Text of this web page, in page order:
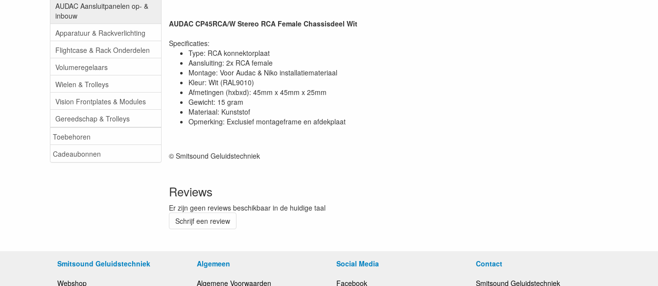
AUDAC Aansluitpanelen op- &
inbouw
Apparatuur & Rackverlichting
Flightcase & Rack Onderdelen
Volumeregelaars
Wielen & Trolleys
Vision Frontplates & Modules
Gereedschap & Trolleys
Toebehoren
Cadeaubonnen
AUDAC CP45RCA/W Stereo RCA Female Chassisdeel Wit
Specificaties:
Type: RCA konnektorplaat
Aansluiting: 2x RCA female
Montage: Voor Audac & Niko installatiemateriaal
Kleur: Wit (RAL9010)
Afmetingen (hxbxd): 45mm x 45mm x 25mm
Gewicht: 15 gram
Materiaal: Kunststof
Opmerking: Exclusief montageframe en afdekplaat
© Smitsound Geluidstechniek
Reviews
Er zijn geen reviews beschikbaar in de huidige taal
Schrijf een review
Smitsound Geluidstechniek
Webshop
Algemeen
Algemene Voorwaarden
Social Media
Facebook
Contact
Smitsound Geluidstechniek